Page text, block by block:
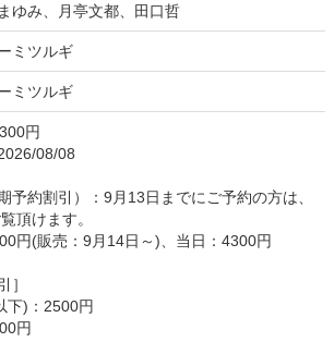
ゆみ、月亭文都、田口哲
ミツルギ
ミツルギ
円
08/08
予約割引）：9月13日までにご予約の方は、
頂けます。
円(販売：9月14日～)、当日：4300円
］
下)：2500円
円